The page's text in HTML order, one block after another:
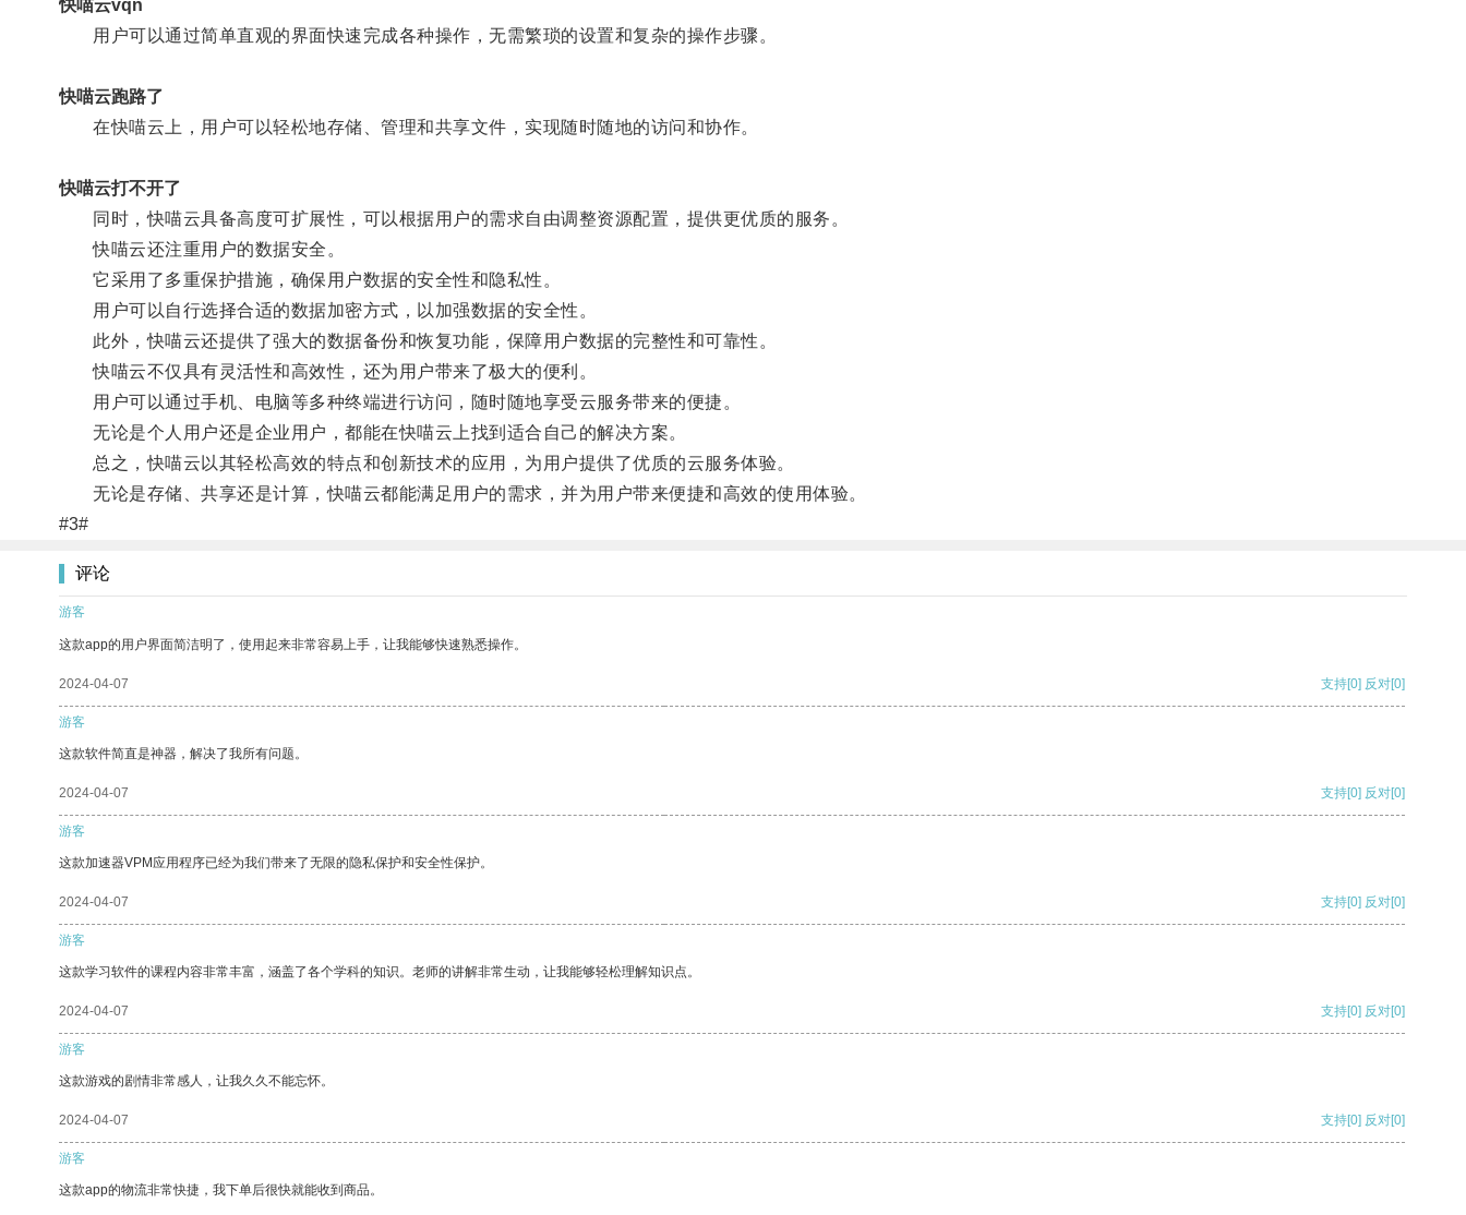
快喵云vqn
用户可以通过简单直观的界面快速完成各种操作，无需繁琐的设置和复杂的操作步骤。
快喵云跑路了
在快喵云上，用户可以轻松地存储、管理和共享文件，实现随时随地的访问和协作。
快喵云打不开了
同时，快喵云具备高度可扩展性，可以根据用户的需求自由调整资源配置，提供更优质的服务。
快喵云还注重用户的数据安全。
它采用了多重保护措施，确保用户数据的安全性和隐私性。
用户可以自行选择合适的数据加密方式，以加强数据的安全性。
此外，快喵云还提供了强大的数据备份和恢复功能，保障用户数据的完整性和可靠性。
快喵云不仅具有灵活性和高效性，还为用户带来了极大的便利。
用户可以通过手机、电脑等多种终端进行访问，随时随地享受云服务带来的便捷。
无论是个人用户还是企业用户，都能在快喵云上找到适合自己的解决方案。
总之，快喵云以其轻松高效的特点和创新技术的应用，为用户提供了优质的云服务体验。
无论是存储、共享还是计算，快喵云都能满足用户的需求，并为用户带来便捷和高效的使用体验。
#3#
评论
游客
这款app的用户界面简洁明了，使用起来非常容易上手，让我能够快速熟悉操作。
2024-04-07 支持[0] 反对[0]
游客
这款软件简直是神器，解决了我所有问题。
2024-04-07 支持[0] 反对[0]
游客
这款加速器VPM应用程序已经为我们带来了无限的隐私保护和安全性保护。
2024-04-07 支持[0] 反对[0]
游客
这款学习软件的课程内容非常丰富，涵盖了各个学科的知识。老师的讲解非常生动，让我能够轻松理解知识点。
2024-04-07 支持[0] 反对[0]
游客
这款游戏的剧情非常感人，让我久久不能忘怀。
2024-04-07 支持[0] 反对[0]
游客
这款app的物流非常快捷，我下单后很快就能收到商品。